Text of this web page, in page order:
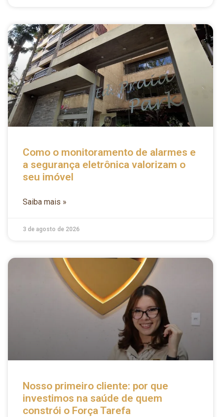
Como o monitoramento de alarmes e
a segurança eletrônica valorizam o
seu imóvel
Saiba mais »
3 de agosto de 2026
Nosso primeiro cliente: por que
investimos na saúde de quem
constrói o Força Tarefa